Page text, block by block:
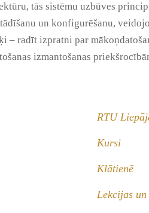
tās sistēmu uzbūves
un konfigurēšanu,
– radīt izpratni par
izmantošanas
RTU
Kursi
Klātienē
Lekcijas